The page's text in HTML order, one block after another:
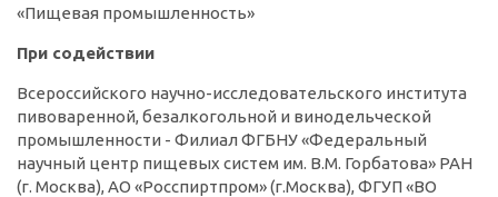
«Пищевая промышленность»
При содействии
Всероссийского научно-исследовательского института
пивоваренной, безалкогольной и винодельческой
промышленности - Филиал ФГБНУ «Федеральный
научный центр пищевых систем им. В.М. Горбатова» РАН
(г. Москва), АО «Росспиртпром» (г.Москва), ФГУП «ВО